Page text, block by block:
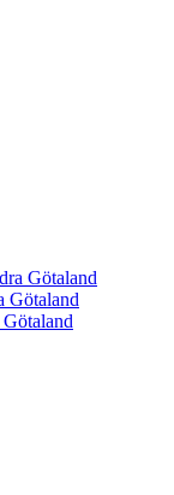
Götaland
Götaland